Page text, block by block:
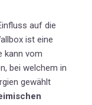
auf die
ist eine
kann vom
bei welchem in
gewählt